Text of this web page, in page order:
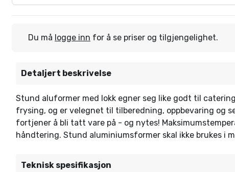
Du må logge inn for å se priser og tilgjengelighet.
Detaljert beskrivelse
Stund aluformer med lokk egner seg like godt til
frysing, og er velegnet til tilberedning, oppbevaring og
fortjener å bli tatt vare på - og nytes!
håndtering. Stund aluminiumsformer skal ikke brukes i
Teknisk spesifikasjon